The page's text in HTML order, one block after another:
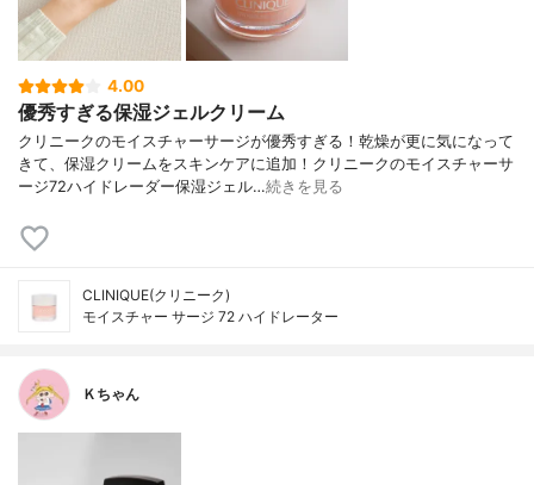
4.00
優秀すぎる保湿ジェルクリーム
クリニークのモイスチャーサージが優秀すぎる！乾燥が更に気になって
きて、保湿クリームをスキンケアに追加！クリニークのモイスチャーサ
ージ72ハイドレーダー保湿ジェル…続きを見る
CLINIQUE(クリニーク)
モイスチャー サージ 72 ハイドレーター
Ｋちゃん